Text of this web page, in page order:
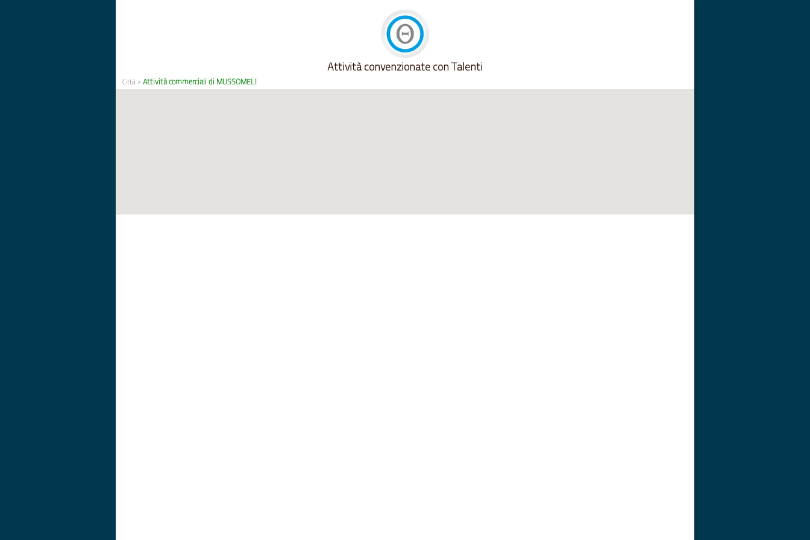
Attività convenzionate con Talenti
Città >Attività commerciali di MUSSOMELI